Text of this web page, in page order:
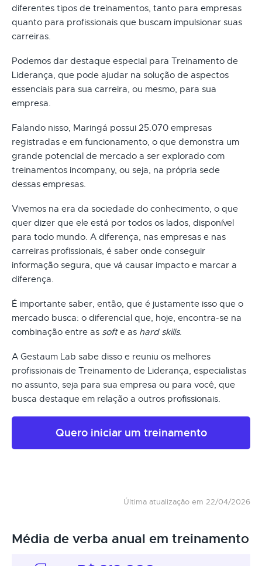
diferentes tipos de treinamentos, tanto para empresas
quanto para profissionais que buscam impulsionar suas
carreiras.
Podemos dar destaque especial para Treinamento de
Liderança, que pode ajudar na solução de aspectos
essenciais para sua carreira, ou mesmo, para sua
empresa.
Falando nisso, Maringá possui 25.070 empresas
registradas e em funcionamento, o que demonstra um
grande potencial de mercado a ser explorado com
treinamentos incompany, ou seja, na própria sede
dessas empresas.
Vivemos na era da sociedade do conhecimento, o que
quer dizer que ele está por todos os lados, disponível
para todo mundo. A diferença, nas empresas e nas
carreiras profissionais, é saber onde conseguir
informação segura, que vá causar impacto e marcar a
diferença.
É importante saber, então, que é justamente isso que o
mercado busca: o diferencial que, hoje, encontra-se na
combinação entre as softe as hard skills.
A Gestaum Lab sabe disso e reuniu os melhores
profissionais de Treinamento de Liderança, especialistas
no assunto, seja para sua empresa ou para você, que
busca destaque em relação a outros profissionais.
Quero iniciar um treinamento
Última atualização em 22/04/2026
Média de verba anual em treinamento